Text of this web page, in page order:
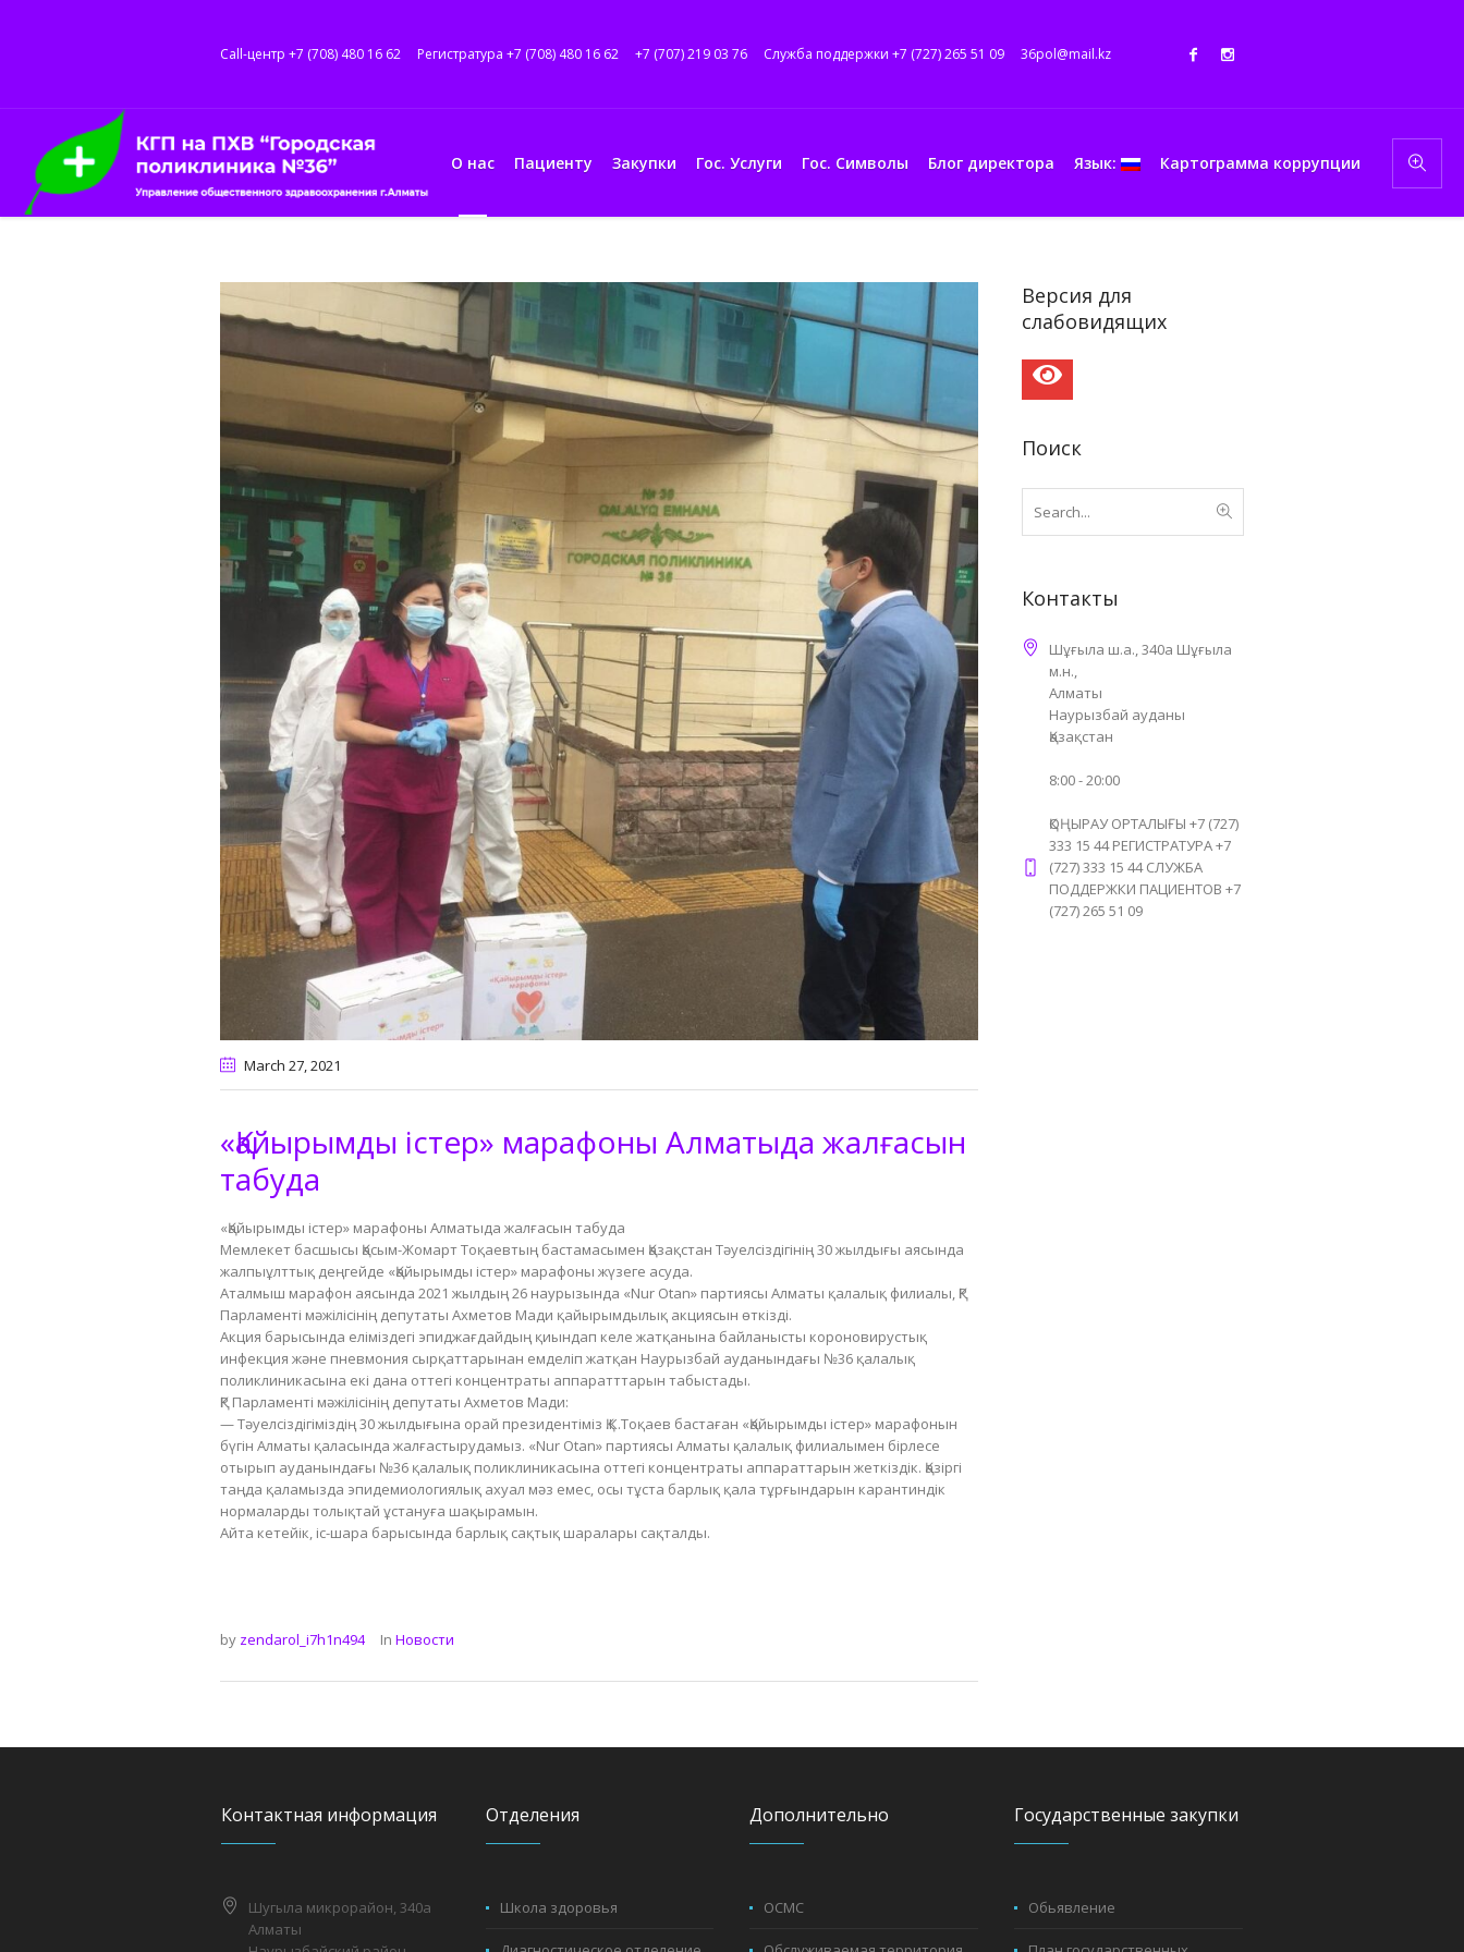
Call-центр +7 (708) 480 16 62 Регистратура +7 (708) 480 16 62 +7 (707) 219 03 76 Служба поддержки +7 (727) 265 51 09 36pol@mail.kz
О нас Пациенту Закупки Гос. Услуги Гос. Символы Блог директора Язык: Картограмма коррупции
March 27 , 2021
«Қайырымды істер» марафоны Алматыда жалғасын
табуда
«Қайырымды істер» марафоны Алматыда жалғасын табуда
Мемлекет басшысы Қасым-Жомарт Тоқаевтың бастамасымен Қазақстан Тәуелсіздігінің 30 жылдығы аясында
жалпыұлттық деңгейде «Қайырымды істер» марафоны жүзеге асуда.
Аталмыш марафон аясында 2021 жылдың 26 наурызында «Nur Otan» партиясы Алматы қалалық филиалы, ҚР
Парламенті мәжілісінің депутаты Ахметов Мади қайырымдылық акциясын өткізді.
Акция барысында еліміздегі эпиджағдайдың қиындап келе жатқанына байланысты короновирустық
инфекция және пневмония сырқаттарынан емделіп жатқан Наурызбай ауданындағы №36 қалалық
поликлиникасына екі дана оттегі концентраты аппаратттарын табыстады.
ҚР Парламенті мәжілісінің депутаты Ахметов Мади:
— Тәуелсіздігіміздің 30 жылдығына орай президентіміз Қ.К.Тоқаев бастаған «Қайырымды істер» марафонын
бүгін Алматы қаласында жалғастырудамыз. «Nur Otan» партиясы Алматы қалалық филиалымен бірлесе
отырып ауданындағы №36 қалалық поликлиникасына оттегі концентраты аппараттарын жеткіздік. Қазіргі
таңда қаламызда эпидемиологиялық ахуал мәз емес, осы тұста барлық қала тұрғындарын карантиндік
нормаларды толықтай ұстануға шақырамын.
Айта кетейік, іс-шара барысында барлық сақтық шаралары сақталды.
by zendarol_i7h1n494 In Новости
Версия для
слабовидящих
Поиск
Контакты
Шұғыла ш.а., 340а Шұғыла
м.н.,
Алматы
Наурызбай ауданы
Қазақстан
8:00 - 20:00
ҚОҢЫРАУ ОРТАЛЫҒЫ +7 (727)
333 15 44 РЕГИСТРАТУРА +7
(727) 333 15 44 СЛУЖБА
ПОДДЕРЖКИ ПАЦИЕНТОВ +7
(727) 265 51 09
Контактная информация
Шугыла микрорайон, 340а
Алматы
Отделения
Школа здоровья
Дополнительно
ОСМС
Государственные закупки
Обьявление